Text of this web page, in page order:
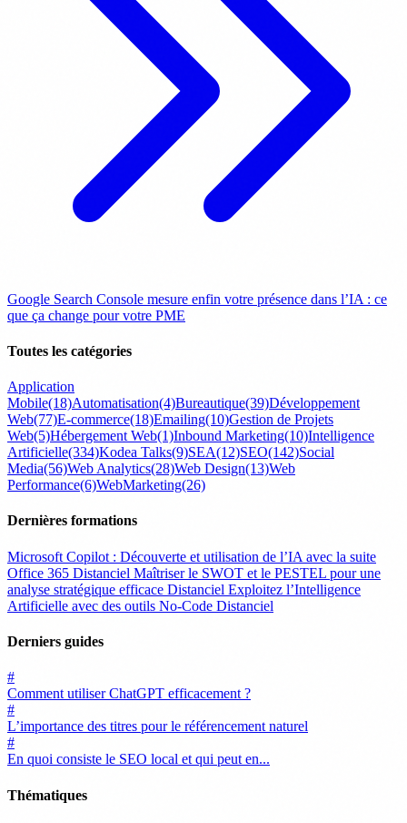
Google Search Console mesure enfin votre présence dans l’IA : ce
que ça change pour votre PME
Toutes les catégories
Application
Mobile(18)Automatisation(4)Bureautique(39)Développement
Web(77)E-commerce(18)Emailing(10)Gestion de Projets
Web(5)Hébergement Web(1)Inbound Marketing(10)Intelligence
Artificielle(334)Kodea Talks(9)SEA(12)SEO(142)Social
Media(56)Web Analytics(28)Web Design(13)Web
Performance(6)WebMarketing(26)
Dernières formations
Microsoft Copilot : Découverte et utilisation de l’IA avec la suite
Office 365 Distanciel Maîtriser le SWOT et le PESTEL pour une
analyse stratégique efficace Distanciel Exploitez l’Intelligence
Artificielle avec des outils No-Code Distanciel
Derniers guides
#
Comment utiliser ChatGPT efficacement ?
#
L’importance des titres pour le référencement naturel
#
En quoi consiste le SEO local et qui peut en...
Thématiques